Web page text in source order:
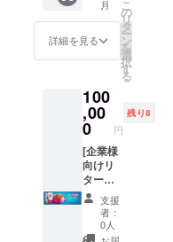
名と
ブック
のご希
ジタル
または
アナロ
グ）を
ご記載
くださ
い。
ナロ
ご記載
くださ
you
card &
Original
design
gift set
(4
items)
能性が
ござい
ます。
※リター
は、本
文をご
確認く
ださ
い。 ※
支援時
に備考
欄から
NeoFa
milyサ
よる撮
影！ ②
ご希望
のベス
ト
ショッ
トを
NeoFa
milyサ
イトに
てご紹
介しま
す。
③NeoF
広告掲
載
②NeoF
amilyサ
イトに
月広告
掲載
（御社
名やロ
ゴのリ
ンクバ
ナー
可） ③
広告掲
載月の
ネオ
月
詳細を見る
こ
の
リ
タ
ー
ン
を
選
択
す
る
100
,00
0 円
残り8
[企業様
向けリ
ターン]
①ネオ
ファミ
リーデ
ジタル
支援
者：
0人